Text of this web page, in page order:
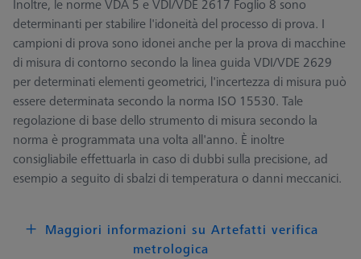
Inoltre, le norme VDA 5 e VDI/VDE 2617 Foglio 8 sono
determinanti per stabilire l'idoneità del processo di prova. I
campioni di prova sono idonei anche per la prova di macchine
di misura di contorno secondo la linea guida VDI/VDE 2629
per determinati elementi geometrici, l'incertezza di misura può
essere determinata secondo la norma ISO 15530. Tale
regolazione di base dello strumento di misura secondo la
norma è programmata una volta all'anno. È inoltre
consigliabile effettuarla in caso di dubbi sulla precisione, ad
esempio a seguito di sbalzi di temperatura o danni meccanici.
Maggiori informazioni su Artefatti verifica
metrologica